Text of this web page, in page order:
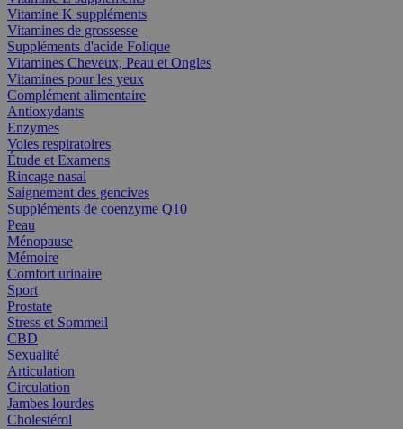
Vitamine K suppléments
Vitamines de grossesse
Suppléments d'acide Folique
Vitamines Cheveux, Peau et Ongles
Vitamines pour les yeux
Complément alimentaire
Antioxydants
Enzymes
Voies respiratoires
Étude et Examens
Rincage nasal
Saignement des gencives
Suppléments de coenzyme Q10
Peau
Ménopause
Mémoire
Comfort urinaire
Sport
Prostate
Stress et Sommeil
CBD
Sexualité
Articulation
Circulation
Jambes lourdes
Cholestérol